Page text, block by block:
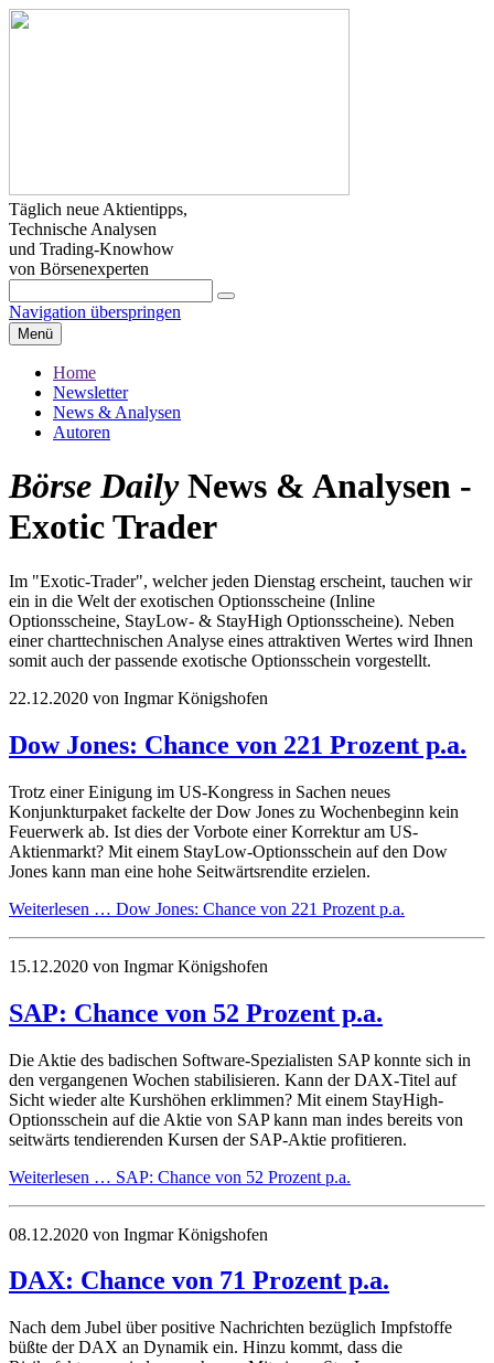
Täglich neue Aktientipps,
Technische Analysen
und Trading-Knowhow
von Börsenexperten
Navigation überspringen
Menü
Home
Newsletter
News & Analysen
Autoren
Börse DailyNews & Analysen -
Exotic Trader
Im "Exotic-Trader", welcher jeden Dienstag erscheint, tauchen wir
ein in die Welt der exotischen Optionsscheine (Inline
Optionsscheine, StayLow- & StayHigh Optionsscheine). Neben
einer charttechnischen Analyse eines attraktiven Wertes wird Ihnen
somit auch der passende exotische Optionsschein vorgestellt.
22.12.2020 von Ingmar Königshofen
Dow Jones: Chance von 221 Prozent p.a.
Trotz einer Einigung im US-Kongress in Sachen neues
Konjunkturpaket fackelte der Dow Jones zu Wochenbeginn kein
Feuerwerk ab. Ist dies der Vorbote einer Korrektur am US-
Aktienmarkt? Mit einem StayLow-Optionsschein auf den Dow
Jones kann man eine hohe Seitwärtsrendite erzielen.
Weiterlesen … Dow Jones: Chance von 221 Prozent p.a.
15.12.2020 von Ingmar Königshofen
SAP: Chance von 52 Prozent p.a.
Die Aktie des badischen Software-Spezialisten SAP konnte sich in
den vergangenen Wochen stabilisieren. Kann der DAX-Titel auf
Sicht wieder alte Kurshöhen erklimmen? Mit einem StayHigh-
Optionsschein auf die Aktie von SAP kann man indes bereits von
seitwärts tendierenden Kursen der SAP-Aktie profitieren.
Weiterlesen … SAP: Chance von 52 Prozent p.a.
08.12.2020 von Ingmar Königshofen
DAX: Chance von 71 Prozent p.a.
Nach dem Jubel über positive Nachrichten bezüglich Impfstoffe
büßte der DAX an Dynamik ein. Hinzu kommt, dass die